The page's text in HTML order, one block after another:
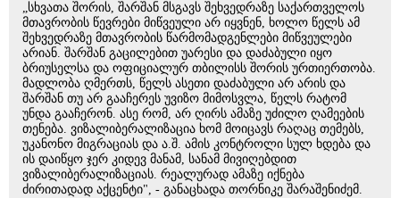
„სხვათა შორის, შარშან მსგავს შეხვედრაზე საქართველოს
მთავრობის წევრები მიწვეული არ იყვნენ, ხოლო წელს ამ
შეხვედრაზე მთავრობის წარმომადგენლები მიწვეულები
არიან. შარშან გაცილებით უარესი და დაძაბული იყო
ბრიუსელსა და ოფიციალურ თბილისს შორის ურთიერთობა.
მადლობა ღმერთს, წელს ასეთი დაძაბული არ არის და
შარშან თუ არ გააჩერეს უვიზო მიმოსვლა, წელს რატომ
უნდა გააჩერონ. ასე რომ, არ ღირს ამაზე უძილო ღამეების
თენება. ვიზალიბერალიზაცია ხომ მოიცავს რაღაც თემებს,
უკანონო მიგრაციას და ა.შ. ამის კონტროლი სულ ხდება და
ის დაიწყო ჯერ კიდევ მანამ, სანამ მივიღებდით
ვიზალიბერალიზაციას. რეალურად ამაზე იქნება
ძირითადად აქცენტი", - განაცხადა თორნიკე შარაშენიძემ.